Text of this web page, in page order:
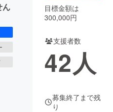
machi-ya コミュニティ
ん
目標金額は
300,000円
支援者数
42人
募集終了まで残
り